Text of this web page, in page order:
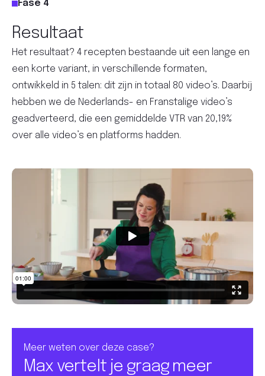
Fase 4
Resultaat
Het resultaat? 4 recepten bestaande uit een lange en
een korte variant, in verschillende formaten,
ontwikkeld in 5 talen: dit zijn in totaal 80 video’s. Daarbij
hebben we de Nederlands- en Franstalige video’s
geadverteerd, die een gemiddelde VTR van 20,19%
over alle video’s en platforms hadden.
Meer weten over deze case?
Max vertelt je graag meer